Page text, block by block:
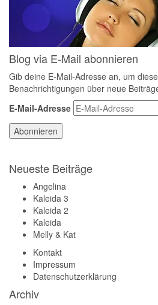
Blog via E-Mail abonnieren
Gib deine E-Mail-Adresse an, um
Benachrichtigungen über neue
E-Mail-Adresse
Abonnieren
Neueste Beiträge
Angelina
Kaleida 3
Kaleida 2
Kaleida
Melly & Kat
Kontakt
Impressum
Datenschutzerklärung
Archiv